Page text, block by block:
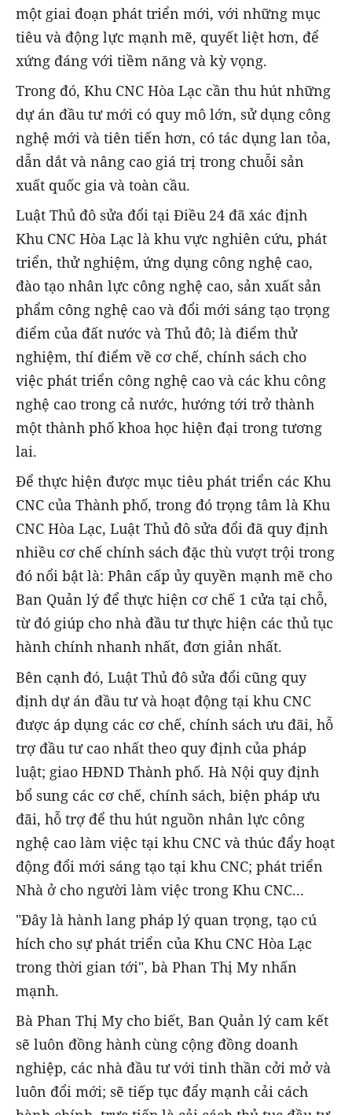
một giai đoạn phát triển mới, với những mục
tiêu và động lực mạnh mẽ, quyết liệt hơn, để
xứng đáng với tiềm năng và kỳ vọng.
Trong đó, Khu CNC Hòa Lạc cần thu hút những
dự án đầu tư mới có quy mô lớn, sử dụng công
nghệ mới và tiên tiến hơn, có tác dụng lan tỏa,
dẫn dắt và nâng cao giá trị trong chuỗi sản
xuất quốc gia và toàn cầu.
Luật Thủ đô sửa đổi tại Điều 24 đã xác định
Khu CNC Hòa Lạc là khu vực nghiên cứu, phát
triển, thử nghiệm, ứng dụng công nghệ cao,
đào tạo nhân lực công nghệ cao, sản xuất sản
phẩm công nghệ cao và đổi mới sáng tạo trọng
điểm của đất nước và Thủ đô; là điểm thử
nghiệm, thí điểm về cơ chế, chính sách cho
việc phát triển công nghệ cao và các khu công
nghệ cao trong cả nước, hướng tới trở thành
một thành phố khoa học hiện đại trong tương
lai.
Để thực hiện được mục tiêu phát triển các Khu
CNC của Thành phố, trong đó trọng tâm là Khu
CNC Hòa Lạc, Luật Thủ đô sửa đổi đã quy định
nhiều cơ chế chính sách đặc thù vượt trội trong
đó nổi bật là: Phân cấp ủy quyền mạnh mẽ cho
Ban Quản lý để thực hiện cơ chế 1 cửa tại chỗ,
từ đó giúp cho nhà đầu tư thực hiện các thủ tục
hành chính nhanh nhất, đơn giản nhất.
Bên cạnh đó, Luật Thủ đô sửa đổi cũng quy
định dự án đầu tư và hoạt động tại khu CNC
được áp dụng các cơ chế, chính sách ưu đãi, hỗ
trợ đầu tư cao nhất theo quy định của pháp
luật; giao HĐND Thành phố. Hà Nội quy định
bổ sung các cơ chế, chính sách, biện pháp ưu
đãi, hỗ trợ để thu hút nguồn nhân lực công
nghệ cao làm việc tại khu CNC và thúc đẩy hoạt
động đổi mới sáng tạo tại khu CNC; phát triển
Nhà ở cho người làm việc trong Khu CNC...
"Đây là hành lang pháp lý quan trọng, tạo cú
hích cho sự phát triển của Khu CNC Hòa Lạc
trong thời gian tới", bà Phan Thị My nhấn
mạnh.
Bà Phan Thị My cho biết, Ban Quản lý cam kết
sẽ luôn đồng hành cùng cộng đồng doanh
nghiệp, các nhà đầu tư với tinh thần cởi mở và
luôn đổi mới; sẽ tiếp tục đẩy mạnh cải cách